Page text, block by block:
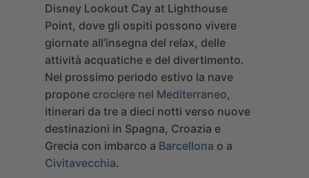
Disney Lookout Cay at Lighthouse
Point, dove gli ospiti possono vivere
giornate all’insegna del relax, delle
attività acquatiche e del divertimento.
Nel prossimo periodo estivo la nave
propone crociere nel Mediterraneo,
itinerari da tre a dieci notti verso nuove
destinazioni in Spagna, Croazia e
Grecia con imbarco a Barcellona o a
Civitavecchia.